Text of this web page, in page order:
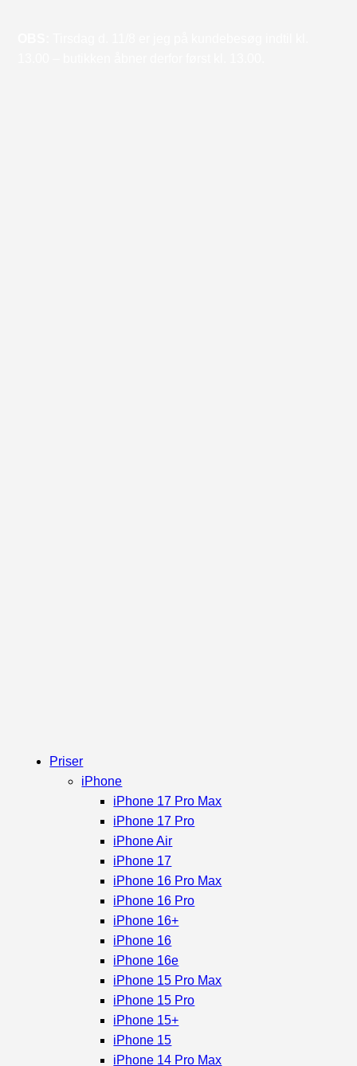
Priser
iPhone
iPhone 17 Pro Max
iPhone 17 Pro
iPhone Air
iPhone 17
iPhone 16 Pro Max
iPhone 16 Pro
iPhone 16+
iPhone 16
iPhone 16e
iPhone 15 Pro Max
iPhone 15 Pro
iPhone 15+
iPhone 15
iPhone 14 Pro Max